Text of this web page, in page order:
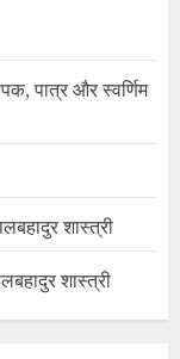
पात्र और स्वर्णिम
शास्त्री
शास्त्री